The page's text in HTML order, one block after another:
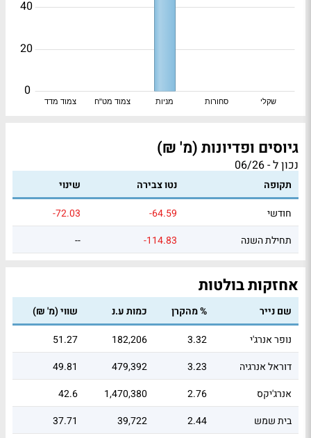
צמוד מדד צמוד מט"ח מניות סחורות שקלי
0
20
40
גיוסים ופדיונות (מ' ₪)
נכון ל - 06/26
תקופה נטו צבירה
שינוי
חודשי
-64.59
-72.03
תחילת השנה
-114.83
--
אחזקות בולטות
שם נייר % מהקרן כמות ע.נ
שווי (מ' ₪)
נופר אנרג'י
3.32
182,206
51.27
דוראל אנרגיה
3.23
479,392
49.81
אנרג'יקס
2.76
1,470,380
42.6
בית שמש
2.44
39,722
37.71